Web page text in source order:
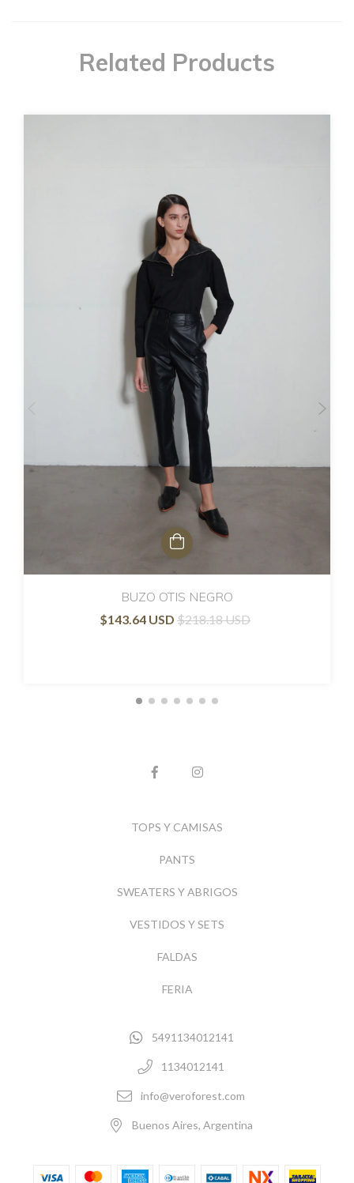
Related Products
BUZO OTIS NEGRO
$143.64 USD $218.18 USD
TOPS Y CAMISAS
PANTS
SWEATERS Y ABRIGOS
VESTIDOS Y SETS
FALDAS
FERIA
5491134012141
1134012141
info@veroforest.com
Buenos Aires, Argentina